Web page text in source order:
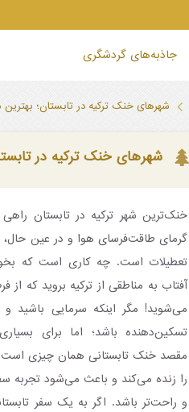
جاذبه‌های گردشگری
شهرهای خنک ترکیه در تابستان؛
شهرهای خنک ترکیه در
خنک‌ترین شهر ترکیه در تابستان راهی
گرمای طاقت‌فرسای هوا و در عین حال،
تعطیلات است. چه کاری است که
آفتاب به مناطقی از ترکیه بروید که از
می‌شوید! مگر اینکه سرمایی باشید و
تسکین‌دهنده باشد؛ اما برای
مقصد خنک تابستانی همان چیزی
را زنده می‌کند و باعث می‌شود تجربه
و راحت‌تر باشد. اگر به یک سفر